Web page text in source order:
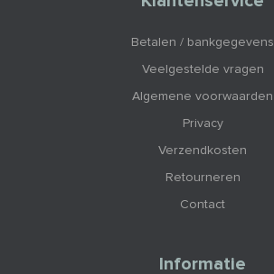
Betalen / bankgegevens
Veelgestelde vragen
Algemene voorwaarden
Privacy
Verzendkosten
Retourneren
Contact
Informatie